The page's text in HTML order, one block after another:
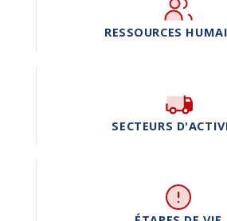
RESSOURCES
SECTEURS